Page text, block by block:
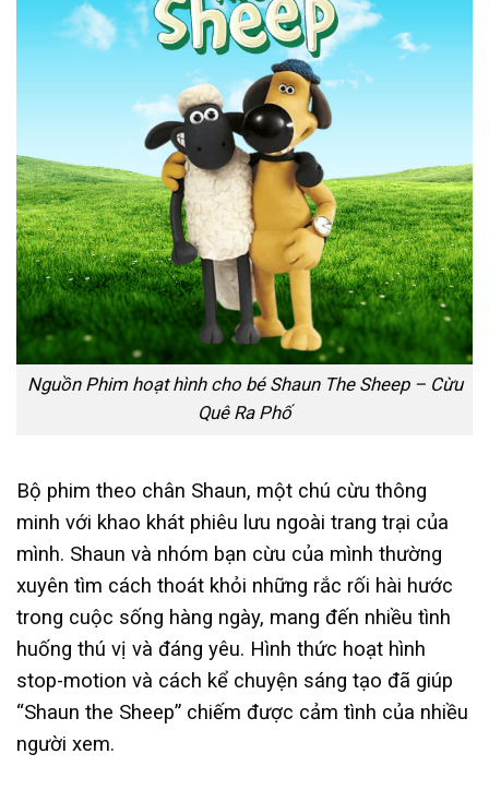
Nguồn Phim hoạt hình cho bé Shaun The Sheep – Cừu
Quê Ra Phố
Bộ phim theo chân Shaun, một chú cừu thông
minh với khao khát phiêu lưu ngoài trang trại của
mình. Shaun và nhóm bạn cừu của mình thường
xuyên tìm cách thoát khỏi những rắc rối hài hước
trong cuộc sống hàng ngày, mang đến nhiều tình
huống thú vị và đáng yêu. Hình thức hoạt hình
stop-motion và cách kể chuyện sáng tạo đã giúp
“Shaun the Sheep” chiếm được cảm tình của nhiều
người xem.